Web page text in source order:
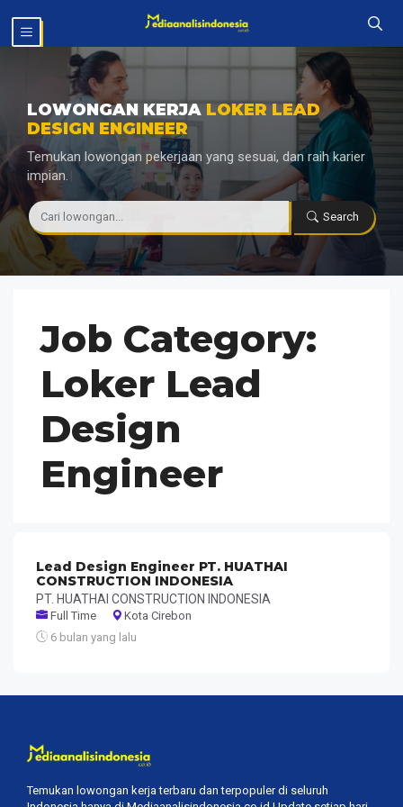
isi
MENU
LOWONGAN KERJA LOKER LEAD
DESIGN ENGINEER
Temukan lowongan pekerjaan yang sesuai, dan raih karier
impian.
Search
Job Category:
Loker Lead
Design
Engineer
Lead Design Engineer PT. HUATHAI
CONSTRUCTION INDONESIA
PT. HUATHAI CONSTRUCTION INDONESIA
Full Time
Kota Cirebon
6 bulan yang lalu
Temukan lowongan kerja terbaru dan terpopuler di seluruh